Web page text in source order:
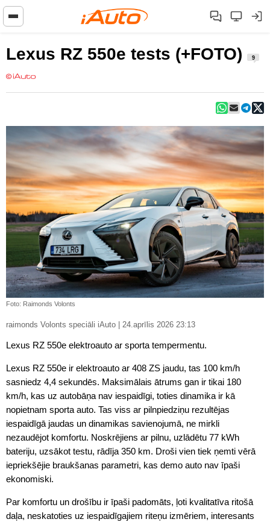
Lexus RZ 550e tests (+FOTO) 9
Foto: Raimonds Volonts
raimonds Volonts speciāli iAuto | 24.aprīlis 2026 23:13
Lexus RZ 550e elektroauto ar sporta tempermentu.
Lexus RZ 550e ir elektroauto ar 408 ZS jaudu, tas 100 km/h
sasniedz 4,4 sekundēs. Maksimālais ātrums gan ir tikai 180
km/h, kas uz autobāņa nav iespaidīgi, toties dinamika ir kā
nopietnam sporta auto. Tas viss ar pilnpiedziņu rezultējas
iespaidīgā jaudas un dinamikas savienojumā, ne mirkli
nezaudējot komfortu. Noskrējiens ar pilnu, uzlādētu 77 kWh
bateriju, uzsākot testu, rādīja 350 km. Droši vien tiek ņemti vērā
iepriekšējie braukšanas parametri, kas demo auto nav īpaši
ekonomiski.
Par komfortu un drošību ir īpaši padomāts, ļoti kvalitatīva ritošā
daļa, neskatoties uz iespaidīgajiem riteņu izmēriem, interesants